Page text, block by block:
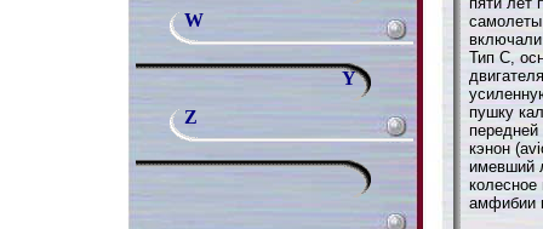
W
Y
Z
Тип С,
пушку
кэнон
имевший
амфибии